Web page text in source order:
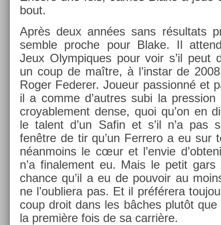
bout.
Après deux années sans résul­tats
semble pro­che pour Blake. Il
Jeux Olym­piques pour voir s’il peut
un coup de maître, à l’instar de
Roger Feder­er. Joueur pas­sionné et
il a comme d’aut­res subi la
croyab­le­ment dense, quoi qu’on en
le talent d’un Safin et s’il n’a pas
fenêtre de tir qu’un Fer­rero a eu sur
néan­moins le cœur et l’envie
n’a fin­ale­ment eu. Mais le petit
chan­ce qu’il a eu de pouvoir au
ne l’oub­liera pas. Et il préférera
coup droit dans les bâches plutôt que
la première fois de sa carrière.